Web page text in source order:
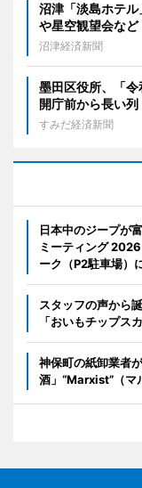
沼津「淡島ホテ
や星空観望会など
沼津経済新聞
墨田区役所、「
開庁前から長い列
すみだ経済新聞
日本中のジープが
ミーティング
ーク（P2駐車場）
スタッフの声から
「おいもチップス
神保町の紙卸業者
酒」“Marxist”（マ